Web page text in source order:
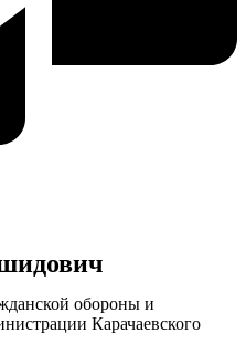
обороны и
Карачаевского